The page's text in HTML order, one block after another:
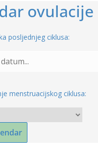
ovulacije
posljednjeg ciklusa:
menstruacijskog ciklusa: